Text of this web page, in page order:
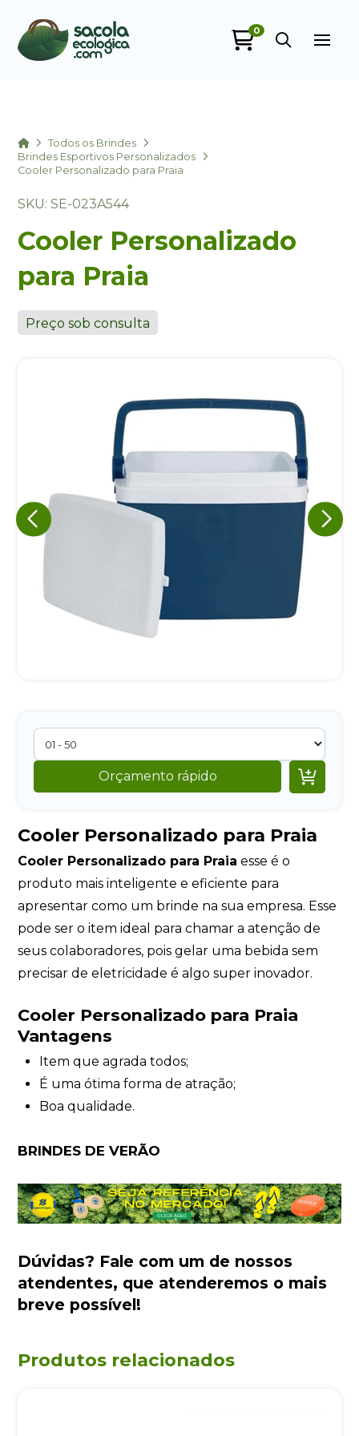
0
HomeTodos os Brindes
Brindes Esportivos Personalizados
Cooler Personalizado para Praia
SKU: SE-023A544
Cooler Personalizado
para Praia
Preço sob consulta
Orçamento rápido 
Cooler Personalizado para Praia
Cooler Personalizado para Praia esse é o
produto mais inteligente e eficiente para
apresentar como um brinde na sua empresa. Esse
pode ser o item ideal para chamar a atenção de
seus colaboradores, pois gelar uma bebida sem
precisar de eletricidade é algo super inovador.
Cooler Personalizado para Praia
Vantagens
Item que agrada todos;
É uma ótima forma de atração;
Boa qualidade.
BRINDES DE VERÃO
Dúvidas? Fale com um de nossos
atendentes, que atenderemos o mais
breve possível!
Produtos relacionados
+55
Eu concordo em receber comunicações.
A nossa empresa está comprometida a proteger e respeitar
sua privacidade, utilizaremos seus dados apenas para fins
de marketing. Você pode alterar suas preferências a
qualquer momento.